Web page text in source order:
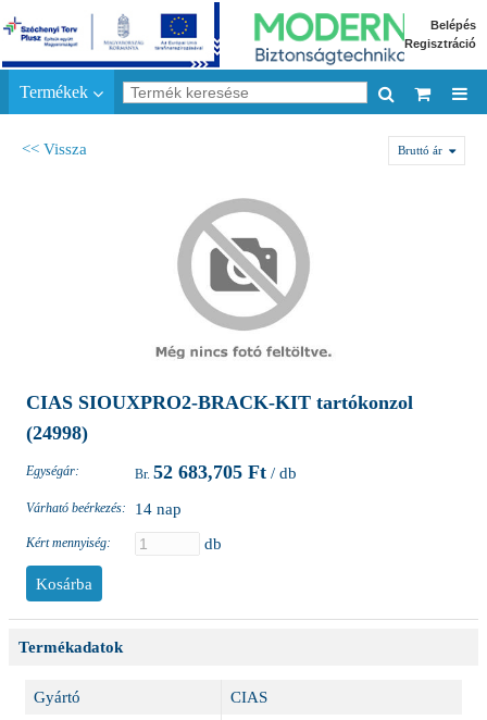
Belépés
Regisztráció
Termékek
<< Vissza Bruttó ár
CIAS SIOUXPRO2-BRACK-KIT tartókonzol
(24998)
Egységár: 52 683,705 Ft / db
Várható beérkezés: 14 nap
Kért mennyiség: db
Termékadatok
Gyártó CIAS